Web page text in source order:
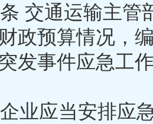
交通运输主管
政预算情况，
发事件应急工
业应当安排应